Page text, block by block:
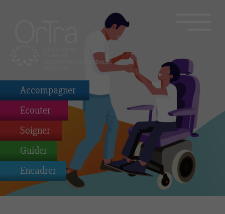
Accompagner
Ecouter
Soigner
Guider
Encadrer